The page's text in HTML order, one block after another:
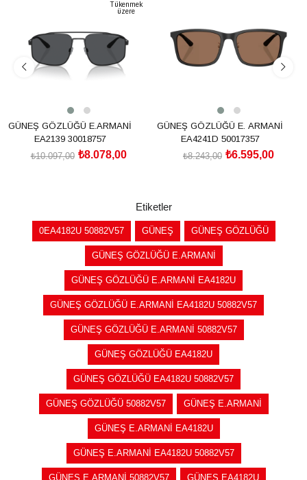
Tükenmek
üzere
GÜNEŞ GÖZLÜĞÜ E.ARMANİ
EA2139 30018757
₺8.078,00
₺10.097,00
GÜNEŞ GÖZLÜĞÜ E. ARMANİ
EA4241D 50017357
₺6.595,00
₺8.243,00
Etiketler
0EA4182U 50882V57 GÜNEŞ GÜNEŞ GÖZLÜĞÜ
GÜNEŞ GÖZLÜĞÜ E.ARMANİ
GÜNEŞ GÖZLÜĞÜ E.ARMANİ EA4182U
GÜNEŞ GÖZLÜĞÜ E.ARMANİ EA4182U 50882V57
GÜNEŞ GÖZLÜĞÜ E.ARMANİ 50882V57
GÜNEŞ GÖZLÜĞÜ EA4182U
GÜNEŞ GÖZLÜĞÜ EA4182U 50882V57
GÜNEŞ GÖZLÜĞÜ 50882V57 GÜNEŞ E.ARMANİ
GÜNEŞ E.ARMANİ EA4182U
GÜNEŞ E.ARMANİ EA4182U 50882V57
GÜNEŞ E.ARMANİ 50882V57 GÜNEŞ EA4182U